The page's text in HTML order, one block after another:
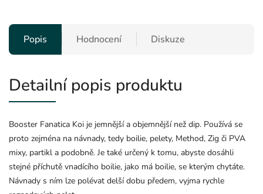
Popis Hodnocení Diskuze
Detailní popis produktu
Booster Fanatica Koi je jemnější a objemnější než dip. Používá se
proto zejména na návnady, tedy boilie, pelety, Method, Zig či PVA
mixy, partikl a podobně. Je také určený k tomu, abyste dosáhli
stejné příchutě vnadícího boilie, jako má boilie, se kterým chytáte.
Návnady s ním lze polévat delší dobu předem, vyjma rychle